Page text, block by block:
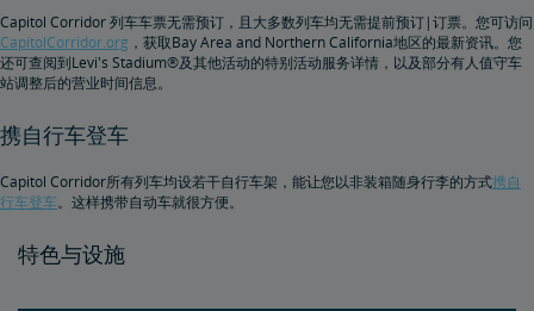
Capitol Corridor 列车车票无需预订，且大多数列车均无需提前预订|订票。您可访问
CapitolCorridor.org ，获取Bay Area and Northern California地区的最新资讯。您
还可查阅到Levi's Stadium®及其他活动的特别活动服务详情，以及部分有人值守车
站调整后的营业时间信息。
携自行车登车
Capitol Corridor所有列车均设若干自行车架，能让您以非装箱随身行李的方式携自
行车登车。这样携带自动车就很方便。
特色与设施